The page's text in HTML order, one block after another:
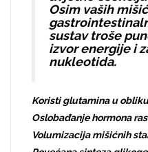
Osim vaših
sustav troše
izvor energije i
nukleotida.
Koristi glutamina u
Oslobađanje hormona
Volumizacija mišićnih